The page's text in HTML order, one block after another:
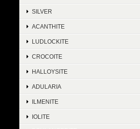
SILVER
ACANTHITE
LUDLOCKITE
CROCOITE
HALLOYSITE
ADULARIA
ILMENITE
IOLITE